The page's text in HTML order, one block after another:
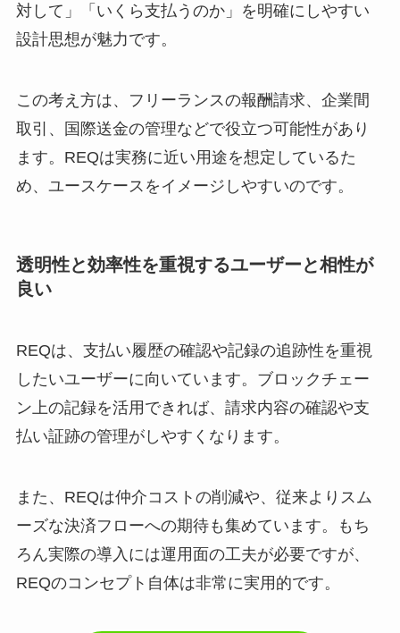
対して」「いくら支払うのか」を明確にしやすい
設計思想が魅力です。
この考え方は、フリーランスの報酬請求、企業間
取引、国際送金の管理などで役立つ可能性があり
ます。REQは実務に近い用途を想定しているた
め、ユースケースをイメージしやすいのです。
透明性と効率性を重視するユーザーと相性が
良い
REQは、支払い履歴の確認や記録の追跡性を重視
したいユーザーに向いています。ブロックチェー
ン上の記録を活用できれば、請求内容の確認や支
払い証跡の管理がしやすくなります。
また、REQは仲介コストの削減や、従来よりスム
ーズな決済フローへの期待も集めています。もち
ろん実際の導入には運用面の工夫が必要ですが、
REQのコンセプト自体は非常に実用的です。